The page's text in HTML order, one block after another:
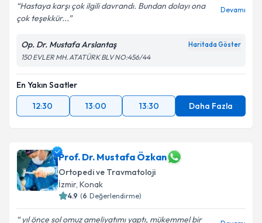
Hastaya karşı çok ilgili davrandı. Bundan dolayı ona
çok teşekkür...
Devamı
Op. Dr. Mustafa Arslantaş Haritada Göster
150 EVLER MH. ATATÜRK BLV NO:456/44
En Yakın Saatler
12:30
13:00 13:30 Daha Fazla
Prof. Dr. Mustafa Özkan
Ortopedi ve Travmatoloji
İzmir, Konak
4.9 (6 Değerlendirme)
yıl önce sol omuz ameliyatımı yaptı, mükemmel bir